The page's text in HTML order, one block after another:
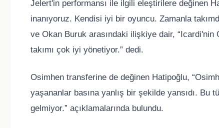
Jelert'in performansı ile ilgili eleştirilere değinen
inanıyoruz. Kendisi iyi bir oyuncu. Zamanla
ve Okan Buruk arasındaki ilişkiye dair, “Icardi'nin
takımı çok iyi yönetiyor.” dedi.
Osimhen transferine de değinen Hatipoğlu,
yaşananlar basına yanlış bir şekilde yansıdı. Bu
gelmiyor.” açıklamalarında bulundu.